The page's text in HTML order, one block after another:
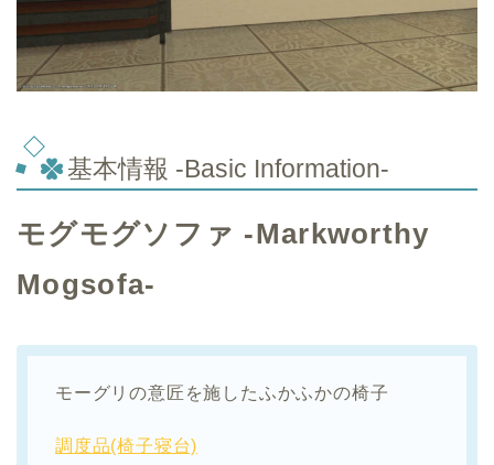
基本情報 -Basic Information-
モグモグソファ -Markworthy
Mogsofa-
モーグリの意匠を施したふかふかの椅子
調度品(椅子寝台)